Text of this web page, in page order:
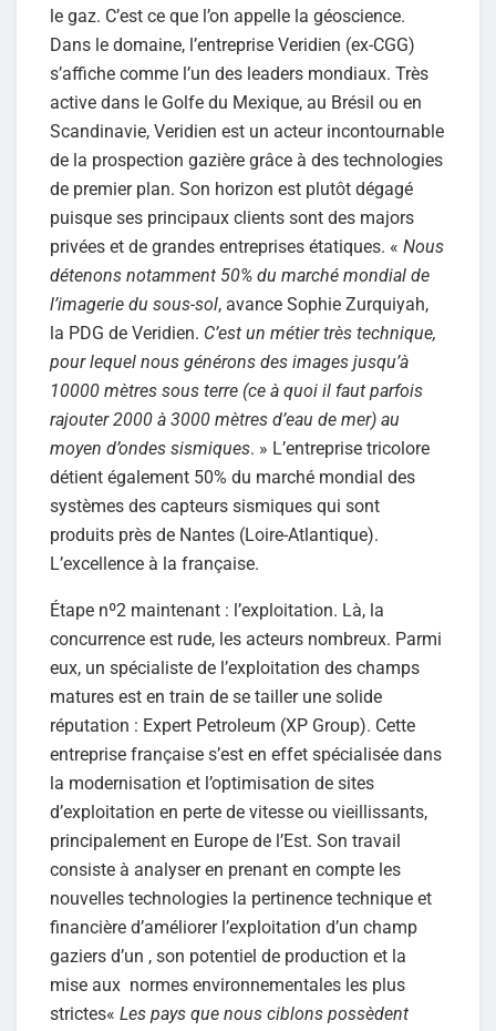
le gaz. C’est ce que l’on appelle la géoscience.
Dans le domaine, l’entreprise Veridien (ex-CGG)
s’affiche comme l’un des leaders mondiaux. Très
active dans le Golfe du Mexique, au Brésil ou en
Scandinavie, Veridien est un acteur incontournable
de la prospection gazière grâce à des technologies
de premier plan. Son horizon est plutôt dégagé
puisque ses principaux clients sont des majors
privées et de grandes entreprises étatiques. « Nous
détenons notamment 50% du marché mondial de
l’imagerie du sous-sol, avance Sophie Zurquiyah,
la PDG de Veridien. C’est un métier très technique,
pour lequel nous générons des images jusqu’à
10000 mètres sous terre (ce à quoi il faut parfois
rajouter 2000 à 3000 mètres d’eau de mer) au
moyen d’ondes sismiques. » L’entreprise tricolore
détient également 50% du marché mondial des
systèmes des capteurs sismiques qui sont
produits près de Nantes (Loire-Atlantique).
L’excellence à la française.
Étape nº2 maintenant : l’exploitation. Là, la
concurrence est rude, les acteurs nombreux. Parmi
eux, un spécialiste de l’exploitation des champs
matures est en train de se tailler une solide
réputation : Expert Petroleum (XP Group). Cette
entreprise française s’est en effet spécialisée dans
la modernisation et l’optimisation de sites
d’exploitation en perte de vitesse ou vieillissants,
principalement en Europe de l’Est. Son travail
consiste à analyser en prenant en compte les
nouvelles technologies la pertinence technique et
financière d’améliorer l’exploitation d’un champ
gaziers d’un , son potentiel de production et la
mise aux normes environnementales les plus
strictes« Les pays que nous ciblons possèdent